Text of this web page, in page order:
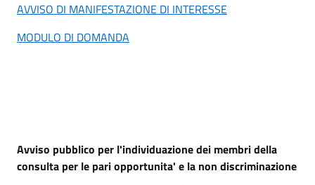
AVVISO DI MANIFESTAZIONE DI INTERESSE
MODULO DI DOMANDA
Avviso pubblico per l'individuazione dei membri della
consulta per le pari opportunita' e la non discriminazione